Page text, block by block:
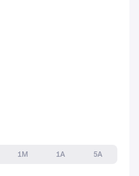
1M 1A
5A